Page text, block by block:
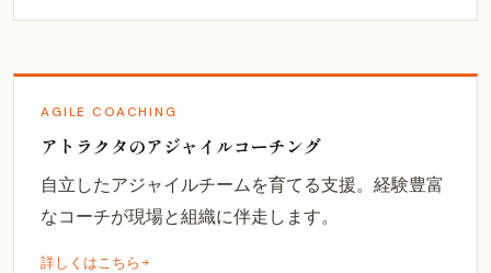
AGILE COACHING
アトラクタのアジャイルコーチング
自立したアジャイルチームを育てる支援。経験豊富
なコーチが現場と組織に伴走します。
詳しくはこちら